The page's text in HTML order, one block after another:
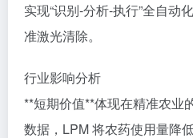
实现“识别-分析-执行”全自动
准激光清除。
行业影响分析
**短期价值**体现在精准农业
数据，LPM 将农药使用量降